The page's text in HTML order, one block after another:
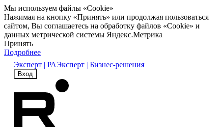
Мы используем файлы «Cookie»
Нажимая на кнопку «Принять» или продолжая пользоваться
сайтом, Вы соглашаетесь на обработку файлов «Cookie» и
данных метрической системы Яндекс.Метрика
Принять
Подробнее
Эксперт | РАЭксперт | Бизнес-решения
Вход